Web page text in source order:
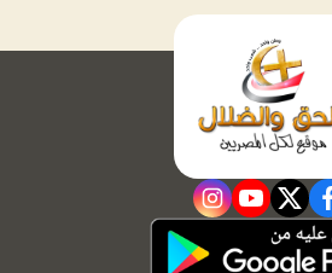
facebook
twitter
youtube
instagram